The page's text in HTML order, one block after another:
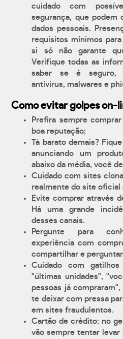
cuidado com
segurança, que podem
dados pessoais.
requisitos mínimos
si só não garante
Verifique todas as
saber se é seguro,
antívirus, malwares e
Como evitar golpes on-
Prefira sempre
boa reputação;
Tá barato demais?
anunciando um
abaixo da média, você
Cuidado com sites
realmente do site oficial
Evite comprar através
Há uma grande
desses canais.
Pergunte para
experiência com
compartilhar e
Cuidado com
"últimas unidades",
pessoas já
te deixar com pressa
em sites fraudulentos.
Cartão de crédito: no
vão sempre tentar levar